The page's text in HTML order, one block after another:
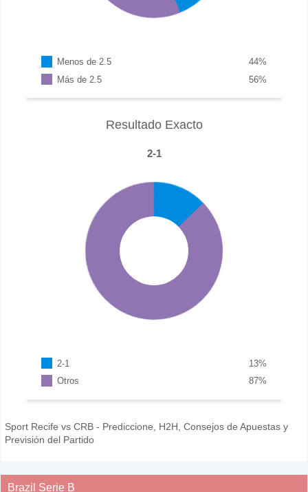
Menos de 2.5 %
44
Más de 2.5
%
56
Resultado Exacto
2-1
2-1 %
13
Otros
%
87
Sport Recife vs CRB - Prediccione, H2H, Consejos de Apuestas y
Previsión del Partido
Brazil Serie B